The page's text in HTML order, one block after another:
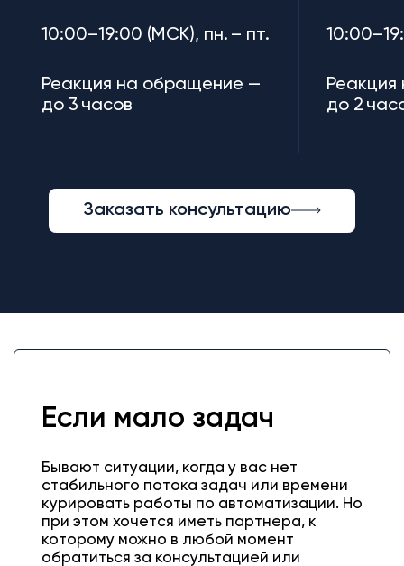
10:00–19:00 (МСК), пн. – пт.
Реакция на обращение —
до 3 часов
до 2
Заказать консультацию
Если мало задач
Бывают ситуации, когда у вас нет
стабильного потока задач или времени
курировать работы по автоматизации. Но
при этом хочется иметь партнера, к
которому можно в любой момент
обратиться за консультацией или